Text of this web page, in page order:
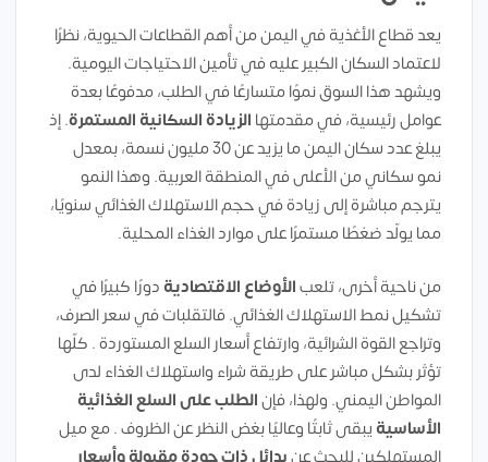
يعد قطاع الأغذية في اليمن من أهم القطاعات الحيوية، نظرًا
لاعتماد السكان الكبير عليه في تأمين الاحتياجات اليومية.
ويشهد هذا السوق نموًا متسارعًا في الطلب، مدفوعًا بعدة
عوامل رئيسية، في مقدمتها الزيادة السكانية المستمرة. إذ
يبلغ عدد سكان اليمن ما يزيد عن 30 مليون نسمة، بمعدل
نمو سكاني من الأعلى في المنطقة العربية. وهذا النمو
يترجم مباشرة إلى زيادة في حجم الاستهلاك الغذائي سنويًا،
مما يولّد ضغطًا مستمرًا على موارد الغذاء المحلية.
من ناحية أخرى، تلعبالأوضاع الاقتصادية دورًا كبيرًا في
تشكيل نمط الاستهلاك الغذائي. فالتقلبات في سعر الصرف،
وتراجع القوة الشرائية، وارتفاع أسعار السلع المستوردة . كلّها
تؤثر بشكل مباشر على طريقة شراء واستهلاك الغذاء لدى
المواطن اليمني. ولهذا، فإنالطلب على السلع الغذائية
الأساسية يبقى ثابتًا وعاليًا بغض النظر عن الظروف . مع ميل